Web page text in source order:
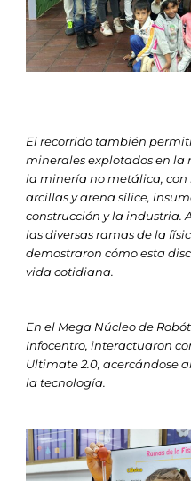
El recorrido también
minerales explotados en la
la minería no metálica, con
arcillas y arena sílice,
construcción y la industria.
las diversas ramas de la
demostraron cómo esta
vida cotidiana.
En el Mega Núcleo de
Infocentro, interactuaron
Ultimate 2.0, acercándose
la tecnología.